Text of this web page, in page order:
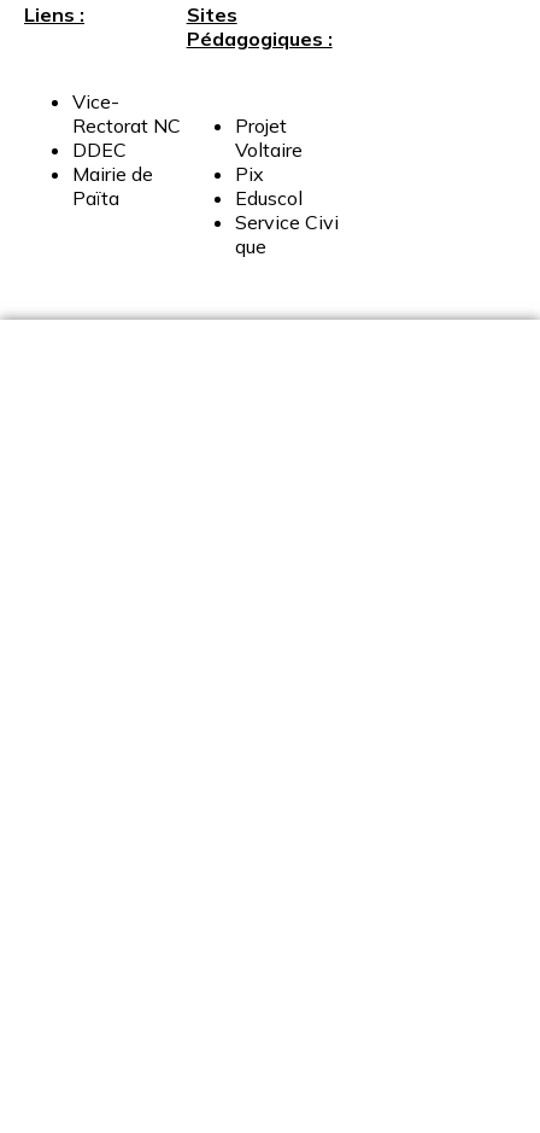
Liens :
Vice-
Rectorat NC
DDEC
Mairie de
Païta
Sites
Pédagogiques :
Projet
Voltaire
Pix
Eduscol
Service Civi
que